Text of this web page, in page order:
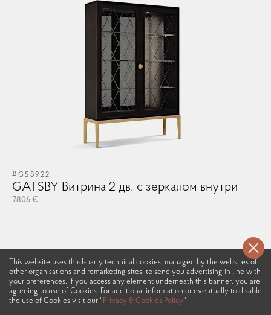
This website uses third-party technical cookies, managed by the websites of
other organisations and remarketing sites, to send you advertising in line with
your preferences. If you access any element underneath this banner, you are
agreeing to use of Cookies. For additional information or eventually to disable
the use of Cookies visit our " Privacy & Cookies Policy"
#GS8922
GATSBY Витрина 2 дв. с зеркалом внутри
7806 €